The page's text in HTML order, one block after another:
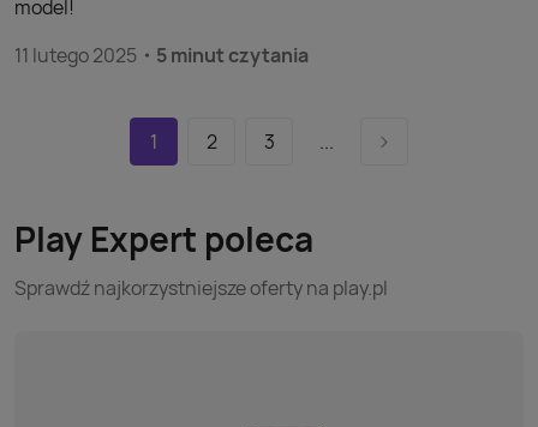
model!
11 lutego 2025
5 minut czytania
1 2 3 ...
Play Expert poleca
Sprawdź najkorzystniejsze oferty na play.pl